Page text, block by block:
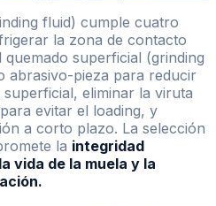
fluid) cumple cuatro
la zona de contacto
superficial (grinding
abrasivo-pieza para reducir
eliminar la viruta
evitar el loading, y
a corto plazo. La selección
la integridad
vida de la muela y la